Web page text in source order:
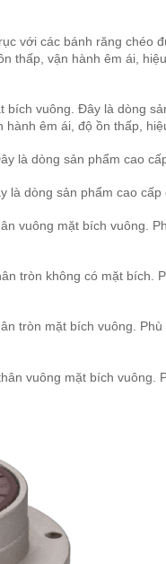
với các bánh răng chéo
thấp, vận hành êm ái,
vuông. Đây là dòng
êm ái, độ ồn thấp,
là dòng sản phẩm cao
dòng sản phẩm cao
vuông mặt bích vuông.
tròn không có mặt bích.
tròn mặt bích vuông.
vuông mặt bích vuông.